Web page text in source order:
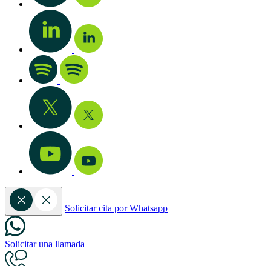
Solicitar cita por Whatsapp
Solicitar una llamada